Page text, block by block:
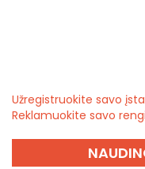
Užregistruokite savo
Reklamuokite savo